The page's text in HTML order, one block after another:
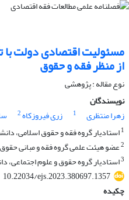
مسئولیت اقتصادی دولت با
از منظر فقه و حقوق
نوع مقاله : پژوهشی
نویسندگان
زهرا منتظری
1 زری فیروزکاه2
1استادیار گروه فقه و حقوق اسلامی،
2عضو هیئت علمی گروه فقه و مبانی حقوق
3استادیار گروه حقوق و علوم اجتماعی،
10.22034/ejs.2023.380697.1357
چکیده